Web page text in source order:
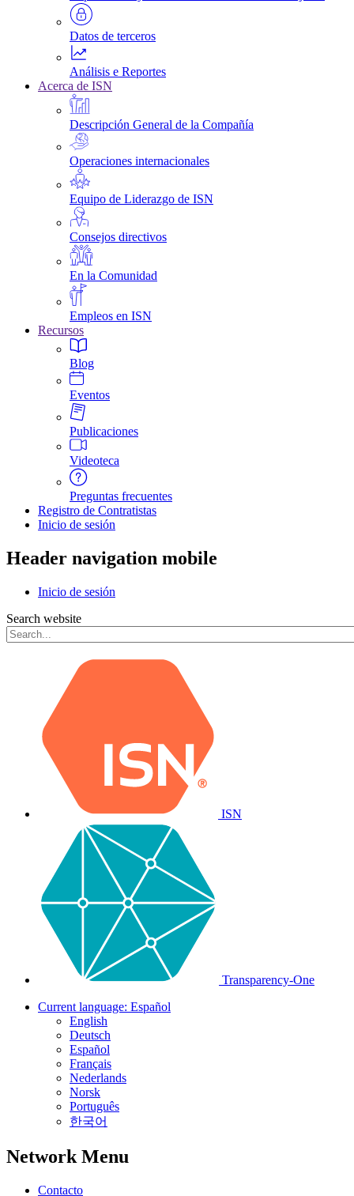
Datos de terceros
Análisis e Reportes
Acerca de ISN
Descripción General de la Compañía
Operaciones internacionales
Equipo de Liderazgo de ISN
Consejos directivos
En la Comunidad
Empleos en ISN
Recursos
Blog
Eventos
Publicaciones
Videoteca
Preguntas frecuentes
Registro de Contratistas
Inicio de sesión
Header navigation mobile
Inicio de sesión
Search website
ISN
Transparency-One
Current language: Español
English
Deutsch
Español
Français
Nederlands
Norsk
Português
한국어
Network Menu
Contacto